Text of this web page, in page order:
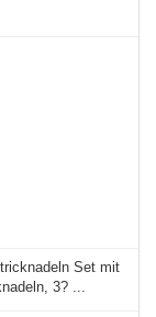
Set mit
3? ...